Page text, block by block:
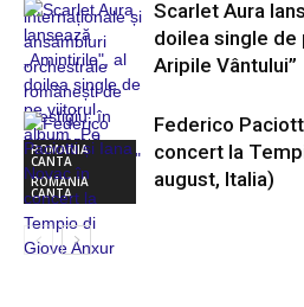
ROMANIA
CANTA
ROMANIA
CANTA
Scarlet Aura
doilea single de
Aripile Vântului”
Federico
concert la
august, Italia)